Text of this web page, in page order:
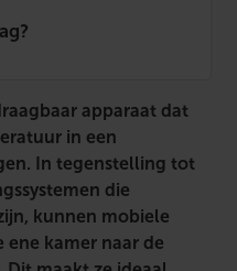
apparaat dat
in een
In tegenstelling tot
die
kunnen mobiele
ene kamer naar de